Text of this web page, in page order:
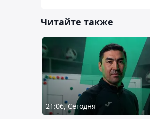
Читайте также
21:06, Сегодня